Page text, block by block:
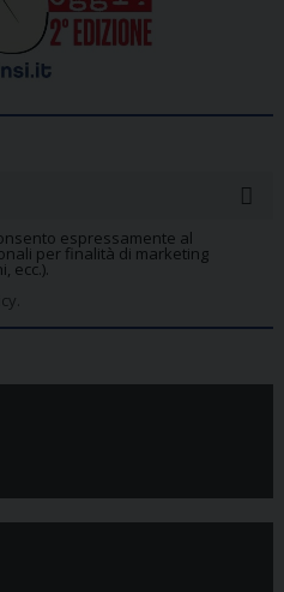
espressamente al
per finalità di marketing
ecc.).